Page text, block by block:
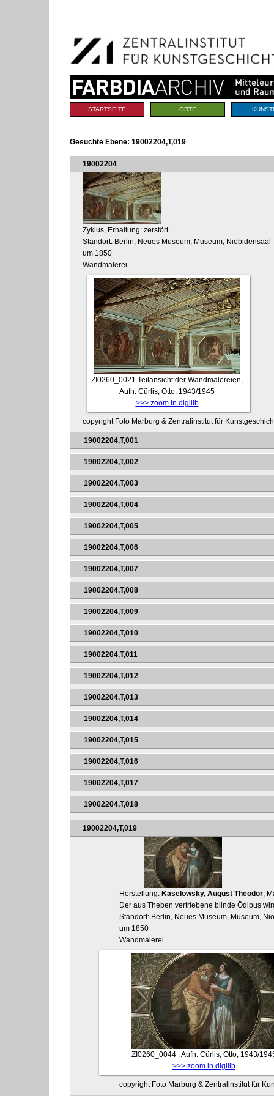
Navigation
Sektionen
STARTSEITE ORTE
Gesuchte Ebene: 19002204,T,019
19002204
Zyklus, Erhaltung: zerstört
Standort: Berlin, Neues Museum, Museum, Niobidensaal
um 1850
Wandmalerei
ZI0260_0021 Teilansicht der Wandmalereien,
Aufn. Cürlis, Otto, 1943/1945
>>> zoom in digilib
copyright Foto Marburg & Zentralinstitut für
19002204,T,001
19002204,T,002
19002204,T,003
19002204,T,004
19002204,T,005
19002204,T,006
19002204,T,007
19002204,T,008
19002204,T,009
19002204,T,010
19002204,T,011
19002204,T,012
19002204,T,013
19002204,T,014
19002204,T,015
19002204,T,016
19002204,T,017
19002204,T,018
19002204,T,019
Herstellung: Kaselowsky, August Theodor,
Der aus Theben vertriebene blinde Ödipus
Standort: Berlin, Neues Museum, Museum,
um 1850
Wandmalerei
ZI0260_0044 , Aufn. Cürlis, Otto, 1943/
>>> zoom in digilib
copyright Foto Marburg & Zentralinstitut für